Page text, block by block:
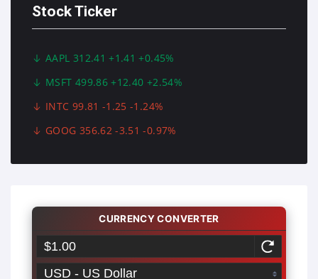
Stock Ticker
AAPL 312.41 +1.41 +0.45%
MSFT 499.86 +12.40 +2.54%
INTC 99.81 -1.25 -1.24%
GOOG 356.62 -3.51 -0.97%